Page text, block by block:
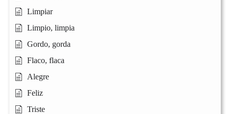
Limpiar
Limpio, limpia
Gordo, gorda
Flaco, flaca
Alegre
Feliz
Triste